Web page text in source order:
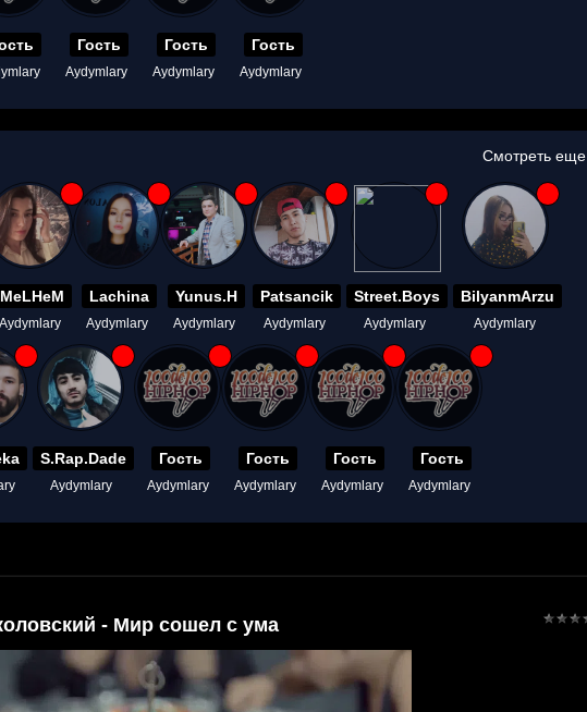
Гость
Aydymlary
Гость
Aydymlary
Гость
Aydymlary
Смотреть еще
MeLHeM
Aydymlary
Lachina
Aydymlary
Yunus.H
Aydymlary
Patsancik
Aydymlary
Street.Boys
Aydymlary
BilyanmArzu
Aydymlary
S.Rap.Dade
Aydymlary
Гость
Aydymlary
Гость
Aydymlary
Гость
Aydymlary
Гость
Aydymlary
- Мир сошел с ума